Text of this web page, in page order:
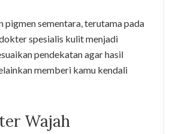
pigmen sementara, terutama pada
spesialis kulit menjadi
pendekatan agar hasil
memberi kamu kendali
Wajah